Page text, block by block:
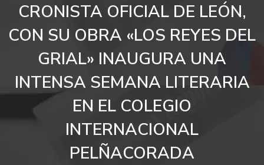
CRONISTA OFICIAL DE LEÓN,
CON SU OBRA «LOS REYES DEL
GRIAL» INAUGURA UNA
INTENSA SEMANA LITERARIA
EN EL COLEGIO
INTERNACIONAL
PELÑACORADA